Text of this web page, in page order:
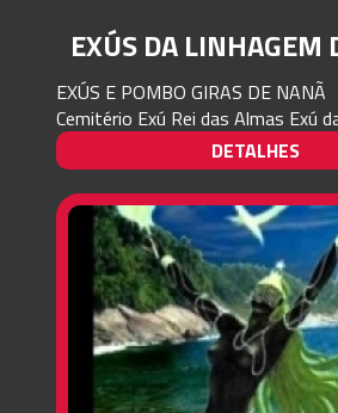
EXÚS DA LINHAGEM
EXÚS E POMBO GIRAS DE
Cemitério Exú Rei das Almas Exú
DETALHES